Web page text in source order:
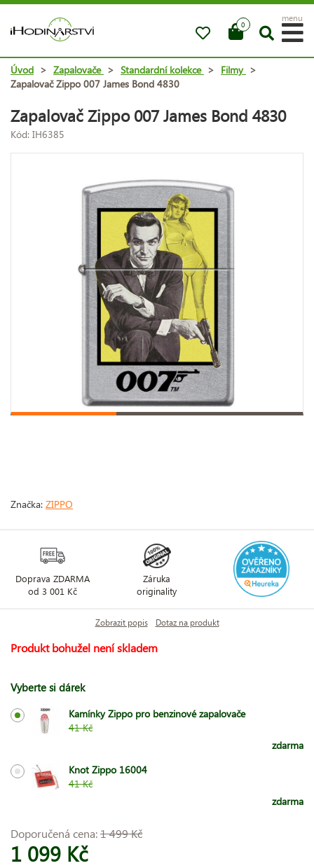
0
menu
Úvod > Zapalovače > Standardní kolekce > Filmy >
Zapalovač Zippo 007 James Bond 4830
Zapalovač Zippo 007 James Bond 4830
Kód: IH6385
Značka: ZIPPO
Doprava ZDARMA
od 3 001 Kč
Záruka
originality
Zobrazit popis Dotaz na produkt
Produkt bohužel není skladem
Vyberte si dárek
Kamínky Zippo pro benzinové zapalovače
41 Kč
zdarma
Knot Zippo 16004
41 Kč
zdarma
Doporučená cena:1 499 Kč
1 099 Kč